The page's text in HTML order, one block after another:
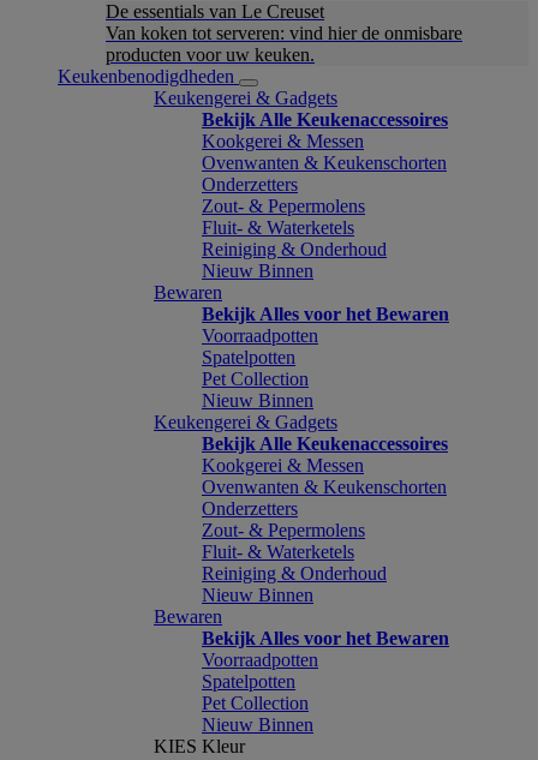
De essentials van Le Creuset
Van koken tot serveren: vind hier de onmisbare
producten voor uw keuken.
Keukenbenodigdheden
Keukengerei & Gadgets
Bekijk Alle Keukenaccessoires
Kookgerei & Messen
Ovenwanten & Keukenschorten
Onderzetters
Zout- & Pepermolens
Fluit- & Waterketels
Reiniging & Onderhoud
Nieuw Binnen
Bewaren
Bekijk Alles voor het Bewaren
Voorraadpotten
Spatelpotten
Pet Collection
Nieuw Binnen
Keukengerei & Gadgets
Bekijk Alle Keukenaccessoires
Kookgerei & Messen
Ovenwanten & Keukenschorten
Onderzetters
Zout- & Pepermolens
Fluit- & Waterketels
Reiniging & Onderhoud
Nieuw Binnen
Bewaren
Bekijk Alles voor het Bewaren
Voorraadpotten
Spatelpotten
Pet Collection
Nieuw Binnen
KIES Kleur